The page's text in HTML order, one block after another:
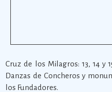
Cruz de los Milagros: 13, 14 y
Danzas de Concheros y
los Fundadores.